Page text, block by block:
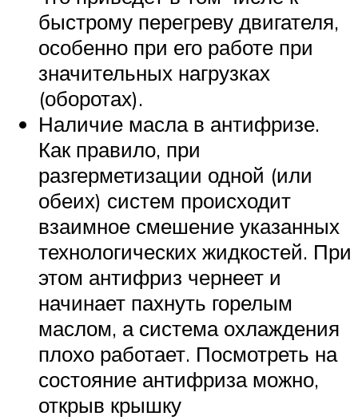
быстрому перегреву двигателя,
особенно при его работе при
значительных нагрузках
(оборотах).
Наличие масла в антифризе.
Как правило, при
разгерметизации одной (или
обеих) систем происходит
взаимное смешение указанных
технологических жидкостей. При
этом антифриз чернеет и
начинает пахнуть горелым
маслом, а система охлаждения
плохо работает. Посмотреть на
состояние антифриза можно,
открыв крышку